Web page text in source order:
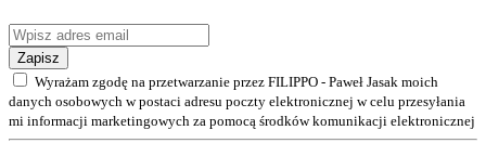
Zapisz
Wyrażam zgodę na przetwarzanie przez FILIPPO - Paweł Jasak moich
danych osobowych w postaci adresu poczty elektronicznej w celu przesyłania
mi informacji marketingowych za pomocą środków komunikacji elektronicznej